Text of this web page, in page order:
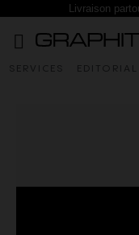
Livraison
SERVICES EDITORIAL